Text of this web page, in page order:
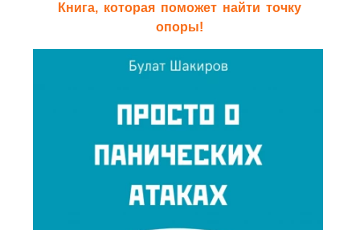
Книга, которая поможет найти точку
опоры!